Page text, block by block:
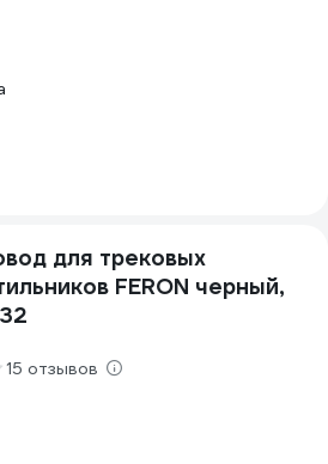
для трековых
FERON черный,
15 отзывов